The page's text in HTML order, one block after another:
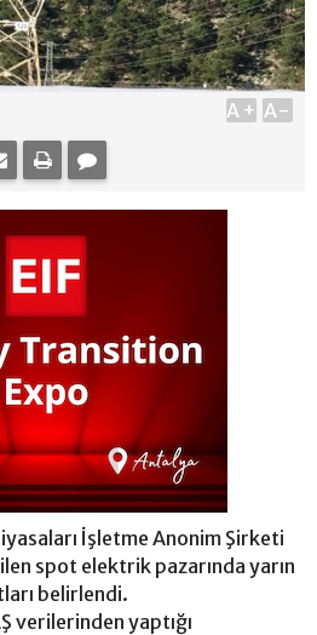
A+ A-
İşletme Anonim Şirketi
spot elektrik pazarında yarın
belirlendi.
verilerinden yaptığı